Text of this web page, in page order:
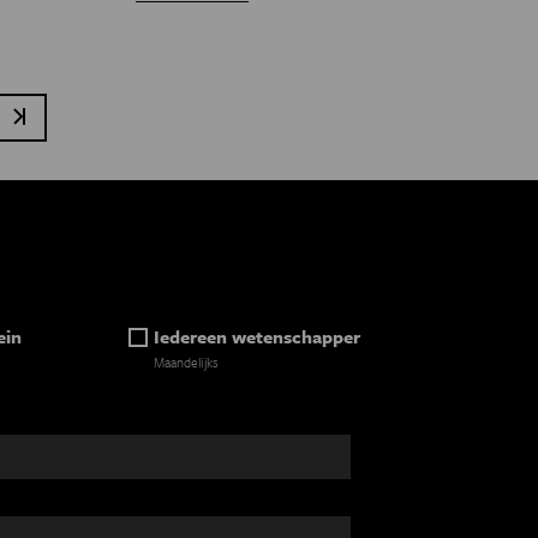
pagina
Laatste pagina
Iedereen wetenschapper
Maandelijks